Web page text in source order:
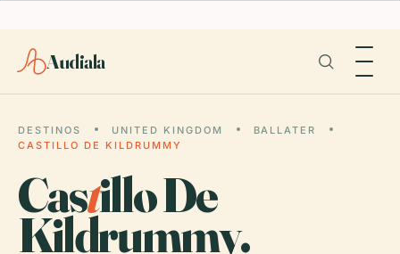
Audiala
DESTINOS UNITED KINGDOM
BALLATER
CASTILLO DE KILDRUMMY
Castillo De
Kildrummy.